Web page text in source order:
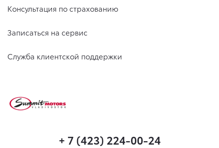
Консультация по страхованию
Записаться на сервис
Служба клиентской поддержки
+ 7 (423) 224-00-24